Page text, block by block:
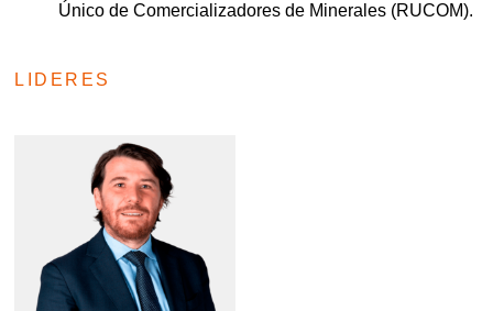
Único de Comercializadores de Minerales (RUCOM).
LIDERES